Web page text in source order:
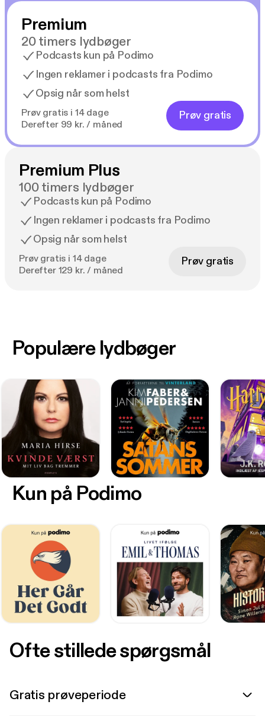
Premium
20 timers lydbøger
Podcasts kun på Podimo
Ingen reklamer i podcasts fra Podimo
Opsig når som helst
Prøv gratis i 14 dage
Derefter 99 kr. / måned
Prøv gratis
Premium Plus
100 timers lydbøger
Podcasts kun på Podimo
Ingen reklamer i podcasts fra Podimo
Opsig når som helst
Prøv gratis i 14 dage
Derefter 129 kr. / måned
Prøv gratis
Kun på Podimo
Populære lydbøger
Ofte stillede spørgsmål
Gratis prøveperiode